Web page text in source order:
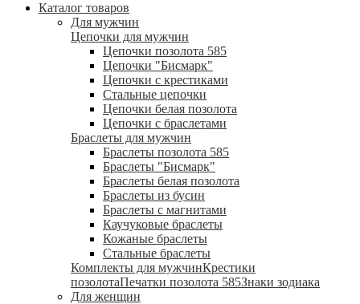
Каталог товаров
Для мужчин
Цепочки для мужчин
Цепочки позолота 585
Цепочки "Бисмарк"
Цепочки с крестиками
Стальные цепочки
Цепочки белая позолота
Цепочки с браслетами
Браслеты для мужчин
Браслеты позолота 585
Браслеты "Бисмарк"
Браслеты белая позолота
Браслеты из бусин
Браслеты с магнитами
Каучуковые браслеты
Кожаные браслеты
Стальные браслеты
Комплекты для мужчинКрестики
позолотаПечатки позолота 585Знаки зодиака
Для женщин